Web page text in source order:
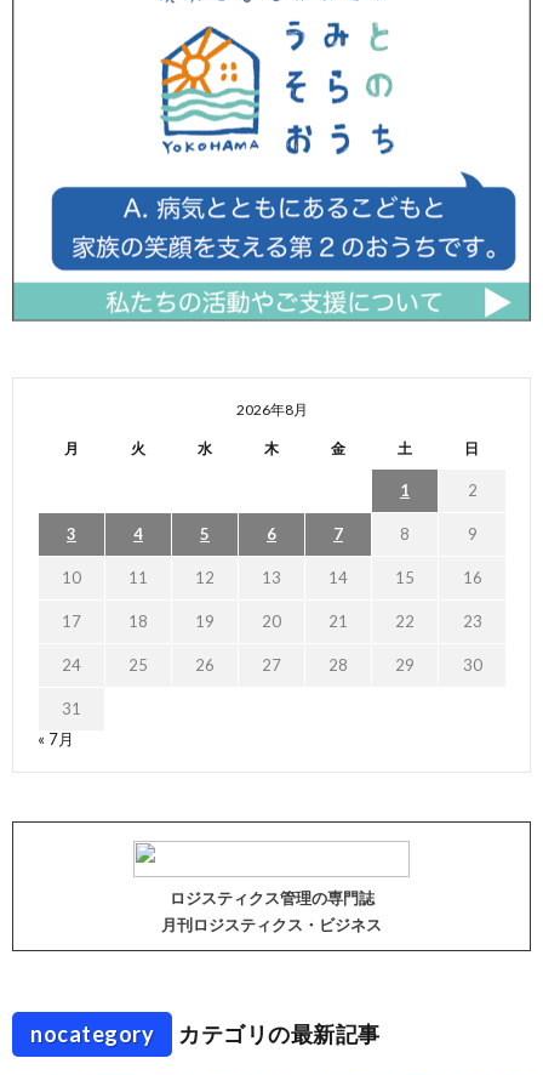
2026年8月
月 火 水 木 金 土 日
1 2
3 4 5 6 7 8 9
10 11 12 13 14 15 16
17 18 19 20 21 22 23
24 25 26 27 28 29 30
31
« 7月
ロジスティクス管理の専門誌
月刊ロジスティクス・ビジネス
nocategory カテゴリの最新記事